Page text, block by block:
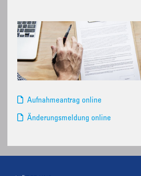
Aufnahmeantrag online
Änderungsmeldung online